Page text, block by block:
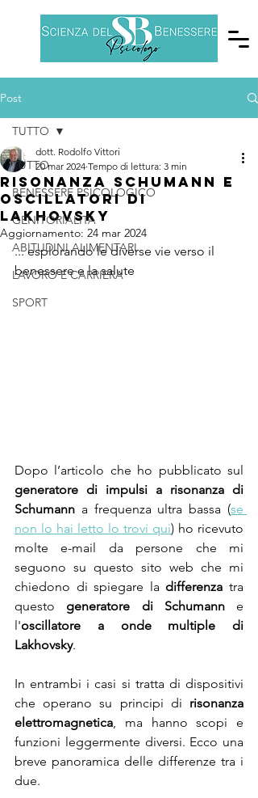
Post
TUTTO
BENESSERE PSICOLOGICO
GENITORIALITÀ
ABITUDINI ALIMENTARI
LAVORO E CARRIERA
SPORT
TUTTO
risonanza Schumann e
oscillatori di
Lakhovsky
dott. Rodolfo Vittori
20 mar 2024 Tempo di lettura: 3 min
Aggiornamento: 24 mar 2024
... esplorando le diverse vie verso il
benessere e la salute
generatore di impulsi a risonanza di
Schumann a frequenza ultra bassa (se
non lo hai letto lo trovi qui) ho ricevuto
molte e-mail da persone che mi
seguono su questo sito web che mi
chiedono di spiegare la differenza tra
questo generatore di Schumann e
l'oscillatore a onde multiple di
Lakhovsky.
In entrambi i casi si tratta di dispositivi
che operano su principi di risonanza
elettromagnetica, ma hanno scopi e
funzioni leggermente diversi. Ecco una
breve panoramica delle differenze tra i
due.